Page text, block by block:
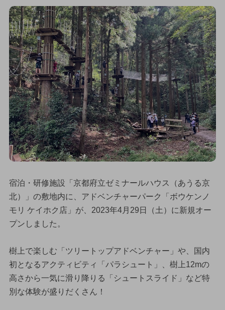
宿泊・研修施設「京都府立ゼミナールハウス（あうる京
北）」の敷地内に、アドベンチャーパーク「ボウケンノ
モリ ケイホク店」が、2023年4月29日（土）に新規オー
プンしました。
樹上で楽しむ「ツリートップアドベンチャー」や、国内
初となるアクティビティ「パラシュート」、樹上12mの
高さから一気に滑り降りる「シュートスライド」など特
別な体験が盛りだくさん！